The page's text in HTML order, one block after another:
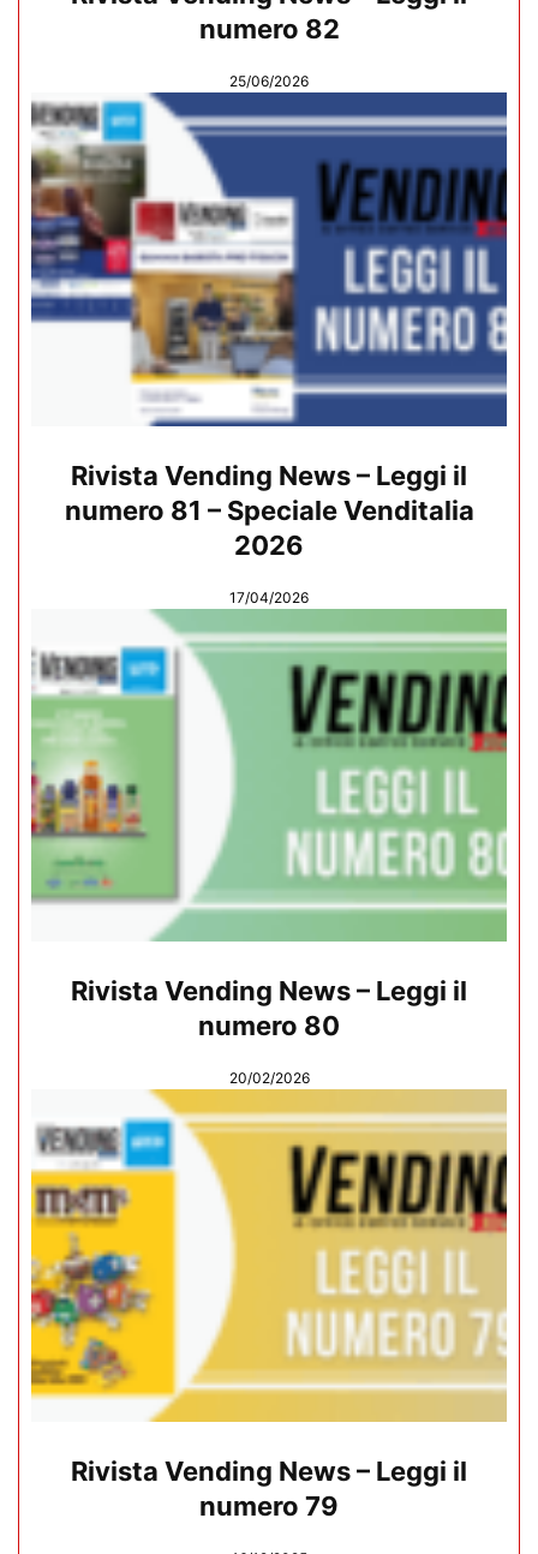
numero 82
25/06/2026
Rivista Vending News – Leggi il
numero 81 – Speciale Venditalia
2026
17/04/2026
Rivista Vending News – Leggi il
numero 80
20/02/2026
Rivista Vending News – Leggi il
numero 79